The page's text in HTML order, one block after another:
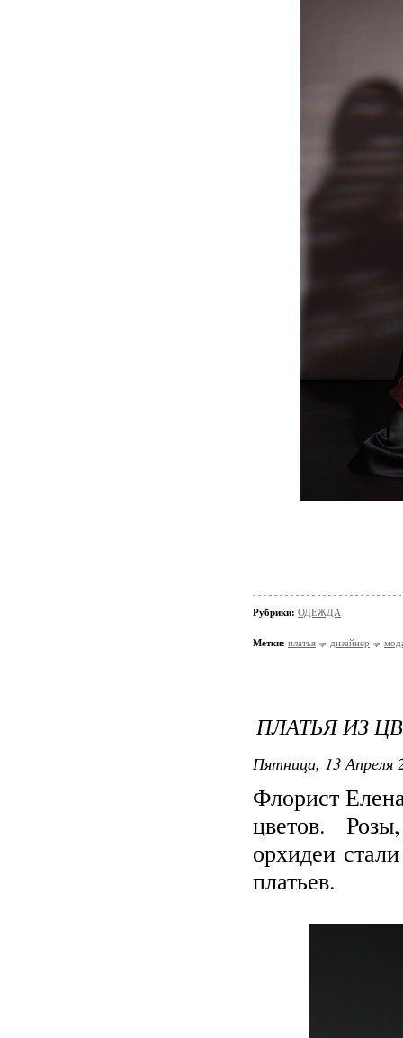
Рубрики: ОДЕЖДА
Метки: платья дизайнер
ПЛАТЬЯ ИЗ
Пятница, 13 Апреля
Флорист
цветов.
орхидеи
платьев.